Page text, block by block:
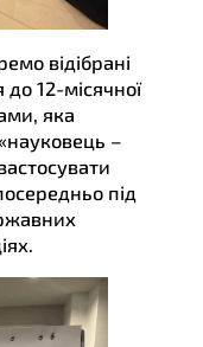
відібрані
12-місячної
яка
–
під